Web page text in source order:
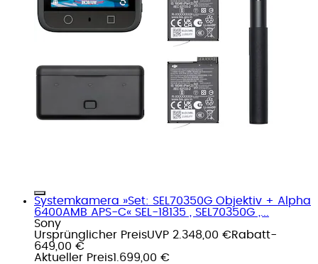
Systemkamera »Set: SEL70350G Objektiv + Alpha
6400AMB APS-C« SEL-18135 , SEL70350G ,...
Sony
Ursprünglicher PreisUVP 2.348,00 €Rabatt-
649,00 €
Aktueller Preis1.699,00 €